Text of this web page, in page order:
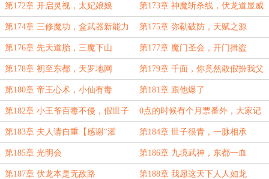
（本卷终） 大战永昌
第172章 开启灵视，太妃娘娘 第173章 神魔斩杀线，伏龙道显威
第174章 三修魔功，盒武器新能力 第175章 弥勒破防，天赋之源
第176章 先天道胎，三魔下山 第177章 魔门圣会，开门揖盗
第178章 初至东都，天罗地网 第179章 千面，你竟然敢假扮我父
亲，吃我一刀
第180章 帝王心术，小仙有毒 第181章 跟他爆了
第182章 小王爷百毒不侵，假世子
毒发身亡
0点的时候有个月票番外，大家记
得在正文投票解锁
第183章 夫人请自重【感谢“濯
妖”的盟主】
第184章 世子很青，一脉相承
第185章 光明会 第186章 九境武神，东都一血
第187章 伏龙本是无敌路 第188章 我愿这天下人人如龙